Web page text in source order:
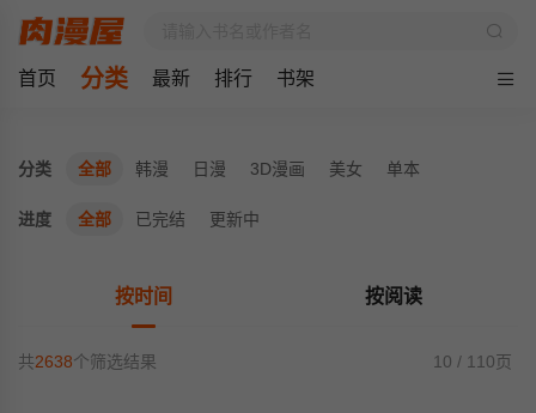
首页 分类 最新 排行 书架
分类 全部 韩漫 日漫 3D漫画 美女 单本
进度 全部 已完结 更新中
按时间 按阅读
10 / 110页
共2638个筛选结果